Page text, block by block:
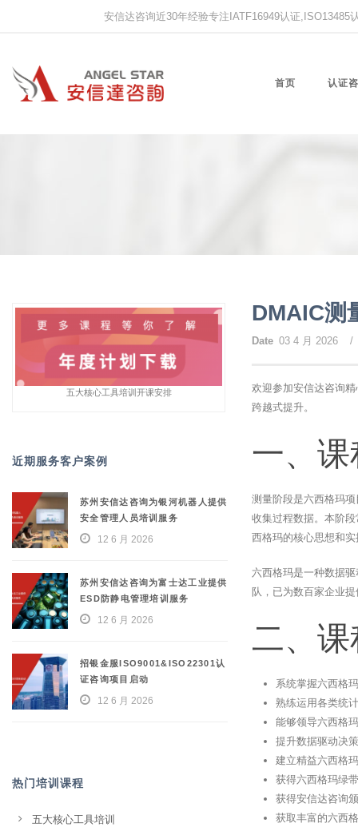
安信达咨询近30年经验专注IATF16949认证
首页 认证
DMAIC测
Date 03 4 月 2026 /
欢迎参加安信达咨询
跨越式提升。
一、
测量阶段是六西格玛
收集过程数据。本阶
西格玛的核心思想和
六西格玛是一种数据
队，已为数百家企业
二、
系统掌握六西格
熟练运用各类统
能够领导六西格
提升数据驱动决
建立精益六西格
获得六西格玛绿
获得安信达咨询
获取丰富的六西
五大核心工具培训开课安排
近期服务客户案例
苏州安信达咨询为银河机器人提供
安全管理人员培训服务
12 6 月 2026
苏州安信达咨询为富士达工业提供
ESD防静电管理培训服务
12 6 月 2026
招银金服ISO9001&ISO22301认
证咨询项目启动
12 6 月 2026
热门培训课程
五大核心工具培训